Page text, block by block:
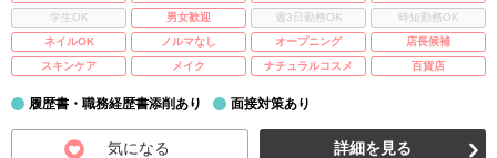
学生OK
男女歓迎 週3日勤務OK
時短勤務OK
ネイルOK
ノルマなし オープニング
店長候補
スキンケア
メイク ナチュラルコスメ 百貨店
履歴書・職務経歴書添削あり 面接対策あり
気になる 詳細を見る